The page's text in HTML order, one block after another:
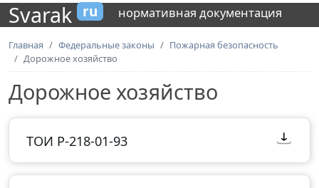
Svarak ru нормативная документация
Главная Федеральные законы
Пожарная безопасность
Дорожное хозяйство
Дорожное хозяйство
ТОИ Р-218-01-93